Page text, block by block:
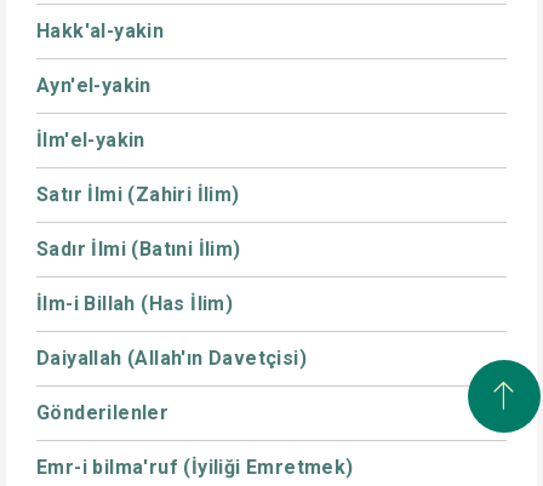
Hakk'al-yakin
Ayn'el-yakin
İlm'el-yakin
Satır İlmi (Zahiri İlim)
Sadır İlmi (Batıni İlim)
İlm-i Billah (Has İlim)
Daiyallah (Allah'ın Davetçisi)
Gönderilenler
Emr-i bilma'ruf (İyiliği Emretmek)